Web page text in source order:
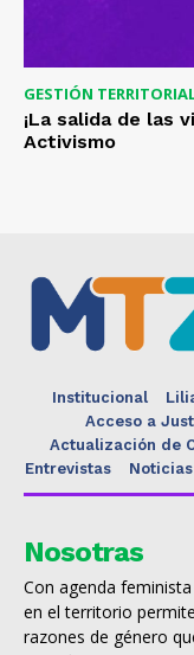
GESTIÓN
¡La salida de las
Activismo
Institucional
Acceso a
Actualización de
Entrevistas
Nosotras
Con agenda
en el territorio
razones de género